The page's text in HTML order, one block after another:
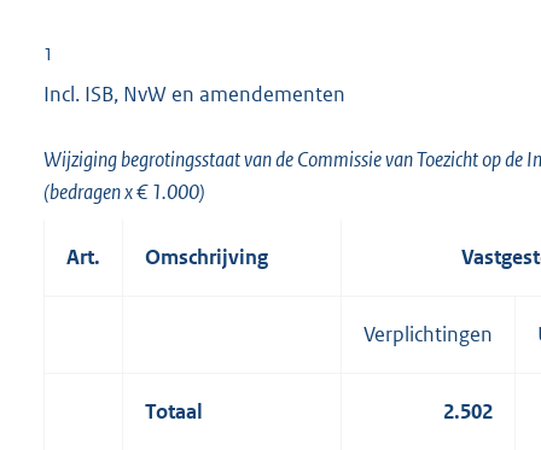
1
Incl. ISB, NvW en amendementen
Wijziging begrotingsstaat van de Commissie van Toezicht op
(bedragen x € 1.000)
Art. Omschrijving
Verplichtingen
Totaal 2.502